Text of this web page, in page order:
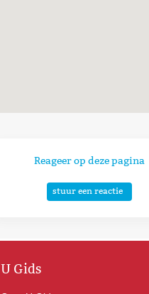
Reageer op deze pagina
stuur een reactie
U Gids